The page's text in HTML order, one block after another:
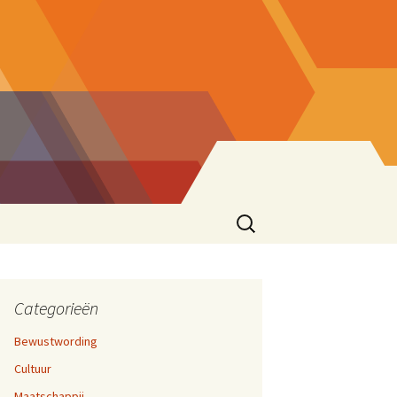
17,
Zoeken
naar:
Categorieën
Bewustwording
Cultuur